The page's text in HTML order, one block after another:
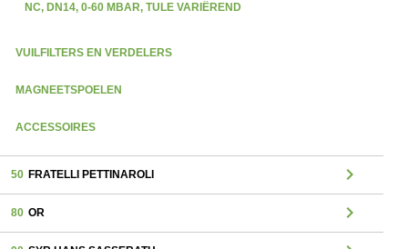
NC, DN14, 0-60 MBAR, TULE VARIËREND
VUILFILTERS EN VERDELERS
MAGNEETSPOELEN
ACCESSOIRES
50 FRATELLI PETTINAROLI chevron_right
80 OR chevron_right